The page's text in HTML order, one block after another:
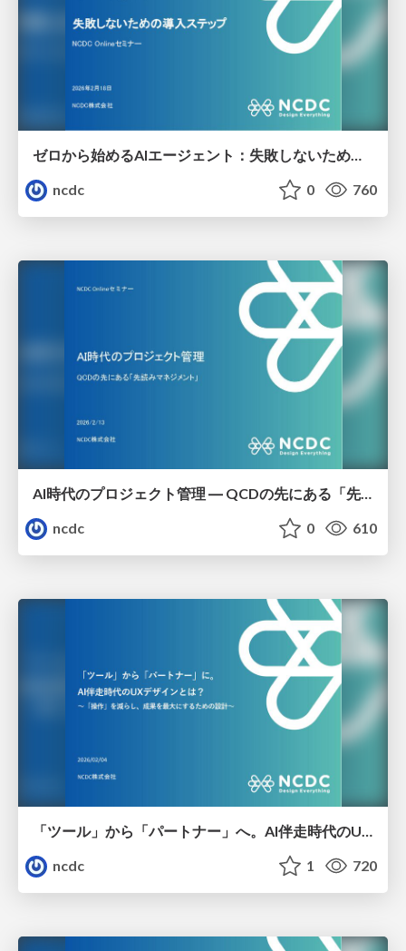
ゼロから始めるAIエージェント：失敗しないための導入ステップ
ncdc
0 760
ncdc
0 610
「ツール」から「パートナー」へ。AI伴走時代のUXデザインとは？～操作を減らし、成果を最大にするための設計～
ncdc
1 720